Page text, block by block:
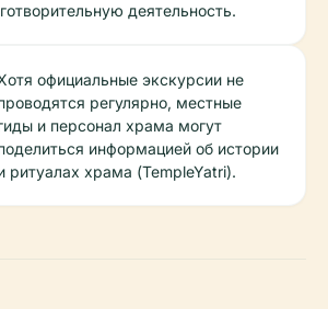
деятельность.
официальные экскурсии не
регулярно, местные
и персонал храма могут
информацией об истории
ритуалах храма (TempleYatri).